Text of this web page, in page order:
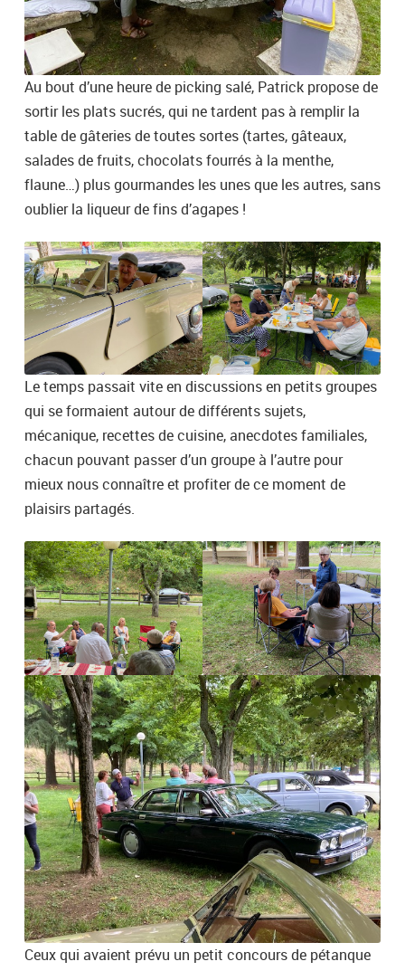
Au bout d’une heure de picking salé, Patrick propose de
sortir les plats sucrés, qui ne tardent pas à remplir la
table de gâteries de toutes sortes (tartes, gâteaux,
salades de fruits, chocolats fourrés à la menthe,
flaune…) plus gourmandes les unes que les autres, sans
oublier la liqueur de fins d’agapes !
Le temps passait vite en discussions en petits groupes
qui se formaient autour de différents sujets,
mécanique, recettes de cuisine, anecdotes familiales,
chacun pouvant passer d’un groupe à l’autre pour
mieux nous connaître et profiter de ce moment de
plaisirs partagés.
Ceux qui avaient prévu un petit concours de pétanque